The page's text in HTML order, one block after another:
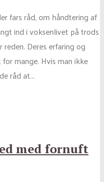
fars råd, om håndtering af
ind i voksenlivet på trods
Deres erfaring og
mange. Hvis man ikke
råd at...
med fornuft